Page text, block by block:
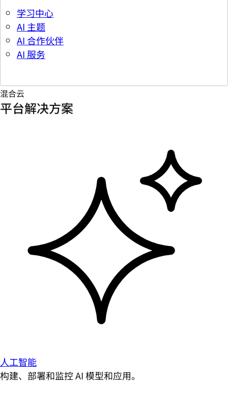
学习中心
AI 主题
AI 合作伙伴
AI 服务
混合云
平台解决方案
人工智能
构建、部署和监控 AI 模型和应用。